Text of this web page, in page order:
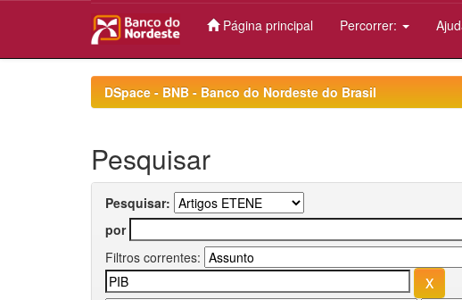
Página principal Percorrer:
DSpace - BNB - Banco do Nordeste do Brasil
Pesquisar
Pesquisar:
por
Filtros correntes: